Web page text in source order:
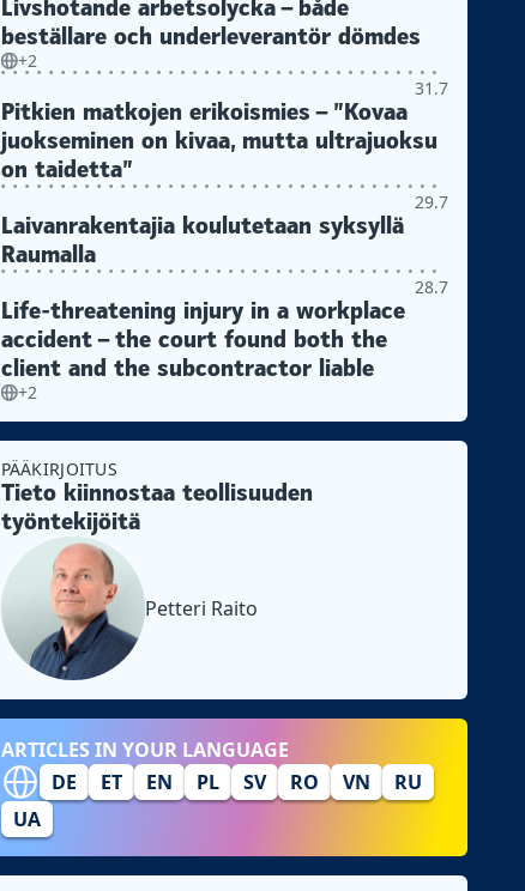
Livshotande arbetsolycka – både
beställare och underleverantör dömdes
+2
31.7
Pitkien matkojen erikoismies – ”Kovaa
juokseminen on kivaa, mutta ultrajuoksu
on taidetta”
29.7
Laivanrakentajia koulutetaan syksyllä
Raumalla
28.7
Life-threatening injury in a workplace
accident – the court found both the
client and the subcontractor liable
+2
PÄÄKIRJOITUS
Tieto kiinnostaa teollisuuden
työntekijöitä
Petteri Raito
ARTICLES IN YOUR LANGUAGE
DE
ET EN PL SV RO VN
RU
UA